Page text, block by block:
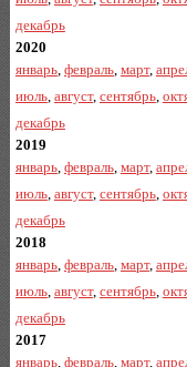
декабрь
2020
январь, февраль, март,
июль, август, сентябрь,
декабрь
2019
январь, февраль, март,
июль, август, сентябрь,
декабрь
2018
январь, февраль, март,
июль, август, сентябрь,
декабрь
2017
январь, февраль, март,